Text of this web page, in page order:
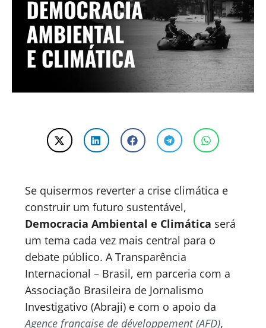
Se quisermos reverter a crise climática e
construir um futuro sustentável,
Democracia Ambiental e Climática será
um tema cada vez mais central para o
debate público. A Transparência
Internacional – Brasil, em parceria com a
Associação Brasileira de Jornalismo
Investigativo (Abraji) e com o apoio da
Agence française de développement (AFD),